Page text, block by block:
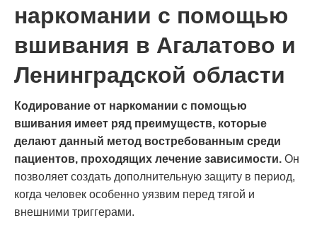
наркомании с помощью
вшивания в Агалатово и
Ленинградской области
Кодирование от наркомании с помощью
вшивания имеет ряд преимуществ, которые
делают данный метод востребованным среди
пациентов, проходящих лечение зависимости. Он
позволяет создать дополнительную защиту в период,
когда человек особенно уязвим перед тягой и
внешними триггерами.